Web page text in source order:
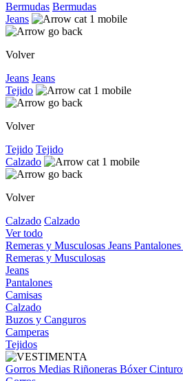
Bermudas Bermudas
Jeans
Volver
Jeans Jeans
Tejido
Volver
Tejido Tejido
Calzado
Volver
Calzado Calzado
Ver todo
Remeras y Musculosas Jeans Pantalones
Remeras y Musculosas
Jeans
Pantalones
Camisas
Calzado
Buzos y Canguros
Camperas
Tejidos
Gorros Medias Riñoneras Bóxer